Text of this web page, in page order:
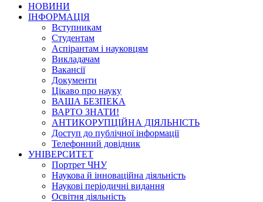
НОВИНИ
ІНФОРМАЦІЯ
Вступникам
Студентам
Аспірантам і науковцям
Викладачам
Вакансії
Документи
Цікаво про науку
ВАША БЕЗПЕКА
ВАРТО ЗНАТИ!
АНТИКОРУПЦІЙНА ДІЯЛЬНІСТЬ
Доступ до публічної інформації
Телефонний довідник
УНІВЕРСИТЕТ
Портрет ЧНУ
Наукова й інноваційна діяльність
Наукові періодичні видання
Освітня діяльність